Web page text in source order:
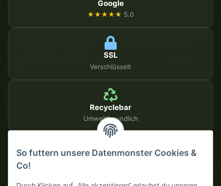
Google
★★★★★ 5.0
SSL
Verschlüsselt
Recyclebar
Umweltfreundlich
SICHERE ZAHLUNGSMETHODEN
So futtern unsere Datenmonster Cookies &
Co!